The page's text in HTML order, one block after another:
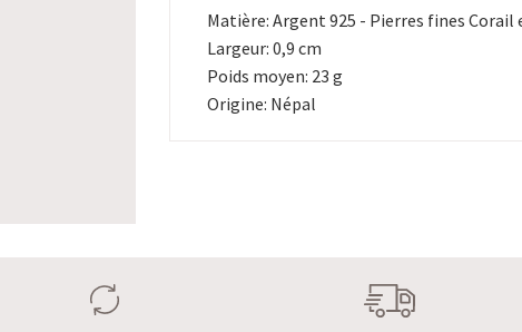
Matière: Argent 925 - Pierres fines
Largeur: 0,9 cm
Poids moyen: 23 g
Origine: Népal